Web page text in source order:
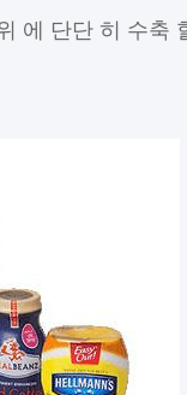
에 단단 히 수축